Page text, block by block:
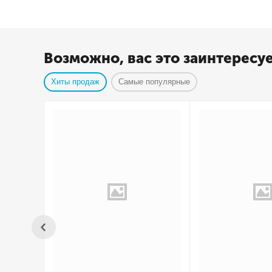
Возможно, вас это
Хиты продаж Самые популярные